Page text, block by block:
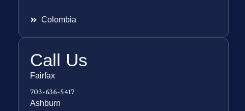
Colombia
Call Us
Fairfax
703-636-5417
Ashburn